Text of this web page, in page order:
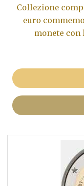
Collezione
euro
monete con